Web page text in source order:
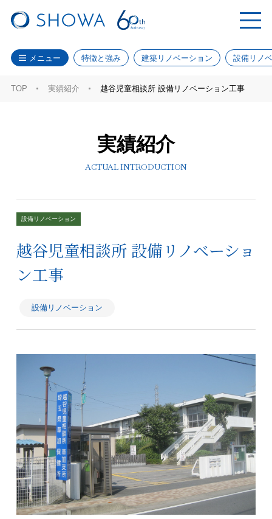
メニュー 特徴と強み 建築リノベーション 設備リノ
TOP 実績紹介 越谷児童相談所 設備リノベーション工事
実績紹介
ACTUAL INTRODUCTION
設備リノベーション
越谷児童相談所 設備リノベーショ
ン工事
設備リノベーション